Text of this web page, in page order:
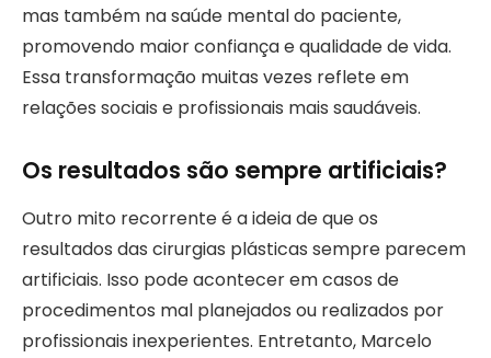
mas também na saúde mental do paciente,
promovendo maior confiança e qualidade de vida.
Essa transformação muitas vezes reflete em
relações sociais e profissionais mais saudáveis.
Os resultados são sempre artificiais?
Outro mito recorrente é a ideia de que os
resultados das cirurgias plásticas sempre parecem
artificiais. Isso pode acontecer em casos de
procedimentos mal planejados ou realizados por
profissionais inexperientes. Entretanto, Marcelo